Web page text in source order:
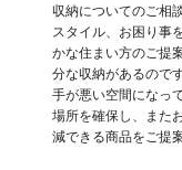
収納についてのご相
スタイル、お困り事
かな住まい方のご提
分な収納があるので
手が悪い空間になっ
場所を確保し、また
減できる商品をご提